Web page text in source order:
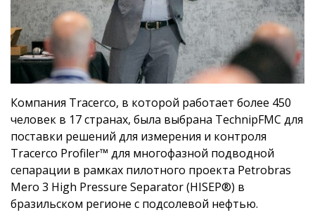
Компания Tracerco, в которой работает более 450
человек в 17 странах, была выбрана TechnipFMC для
поставки решений для измерения и контроля
Tracerco Profiler™ для многофазной подводной
сепарации в рамках пилотного проекта Petrobras
Mero 3 High Pressure Separator (HISEP®) в
бразильском регионе с подсолевой нефтью.